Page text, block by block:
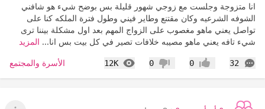
انا متزوجة وجلست مع زوجي شهور قليلة بس بوضح شيء هو شافني
الشوفه الشرعيه وكان مقتنع وطاير فيني وطول فترة الملكه كنا على
تواصل يعني ماهو مغصوب على الزواج المهم بعد اول مشكلة بيننا ترى
شيء تافه يعني ماهو مصيبه خلافات تصير في كل بيت بس انا... المزيد
32
التعليقات إعجاب0 عدم إعجاب
0
12K
المشاهدات الأسرة والمجتمع